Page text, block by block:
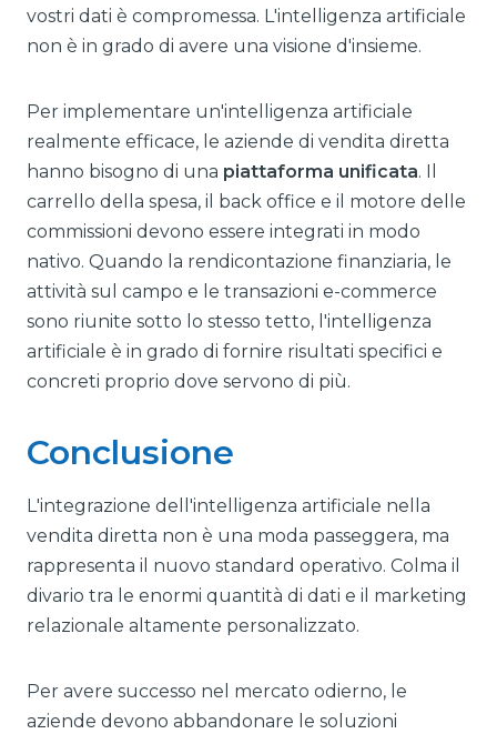
vostri dati è compromessa. L'intelligenza artificiale
non è in grado di avere una visione d'insieme.
Per implementare un'intelligenza artificiale
realmente efficace, le aziende di vendita diretta
hanno bisogno di una piattaforma unificata. Il
carrello della spesa, il back office e il motore delle
commissioni devono essere integrati in modo
nativo. Quando la rendicontazione finanziaria, le
attività sul campo e le transazioni e-commerce
sono riunite sotto lo stesso tetto, l'intelligenza
artificiale è in grado di fornire risultati specifici e
concreti proprio dove servono di più.
Conclusione
L'integrazione dell'intelligenza artificiale nella
vendita diretta non è una moda passeggera, ma
rappresenta il nuovo standard operativo. Colma il
divario tra le enormi quantità di dati e il marketing
relazionale altamente personalizzato.
Per avere successo nel mercato odierno, le
aziende devono abbandonare le soluzioni